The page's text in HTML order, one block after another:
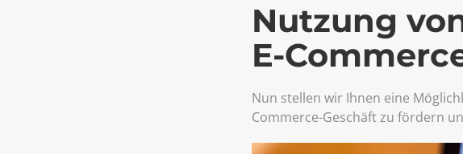
Nutzung
E-
Nun stellen wir Ihnen eine
Commerce-Geschäft zu fördern